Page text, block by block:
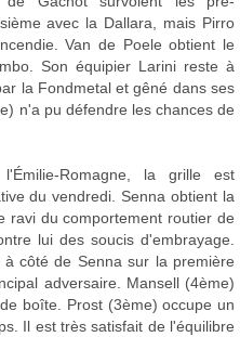
avec la Dallara, mais Pirro
Van de Poele obtient le
Son équipier Larini reste à
la Fondmetal et gêné dans ses
n'a pu défendre les chances de
Romagne, la grille est
du vendredi. Senna obtient la
ravi du comportement routier de
lui des soucis d'embrayage.
côté de Senna sur la première
adversaire. Mansell (4ème)
boîte. Prost (3ème) occupe un
Il est très satisfait de l'équilibre